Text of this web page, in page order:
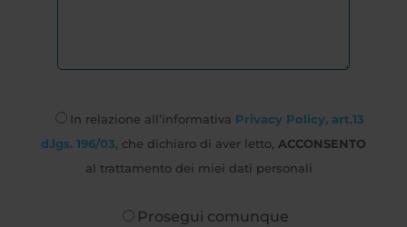
In relazione all’informativa Privacy Policy, art.13
d.lgs. 196/03 , che dichiaro di aver letto, ACCONSENTO
al trattamento dei miei dati personali
Prosegui comunque